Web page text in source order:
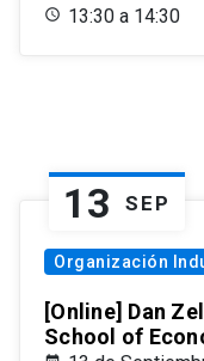
13:30 a 14:30
13 SEP
Organización
[Online] Dan
School of